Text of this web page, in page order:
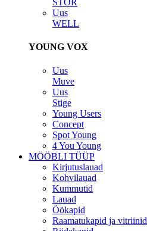
STOR
Uus
WELL
YOUNG VOX
Uus
Muve
Uus
Stige
Young Users
Concept
Spot Young
4 You Young
MÖÖBLI TÜÜP
Kirjutuslauad
Kohvilauad
Kummutid
Lauad
Öökapid
Raamatukapid ja vitriinid